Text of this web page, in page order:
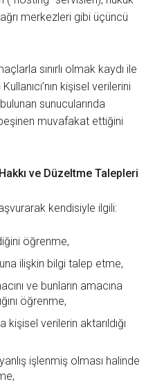
merkezleri gibi üçüncü
sınırlı olmak kaydı ile
kişisel verilerini
sunucularında
muvafakat ettiğini
ve Düzeltme Talepleri
kendisiyle ilgili:
öğrenme,
ilişkin bilgi talep etme,
ve bunların amacına
öğrenme,
kişisel verilerin aktarıldığı
işlenmiş olması halinde